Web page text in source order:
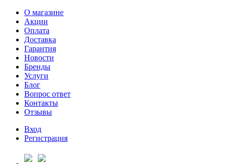
О магазине
Акции
Оплата
Доставка
Гарантия
Новости
Бренды
Услуги
Блог
Вопрос ответ
Контакты
Отзывы
Вход
Регистрация
Для клиентов всех банков
Разбейте
оплатуна части
без переплат
График платежей